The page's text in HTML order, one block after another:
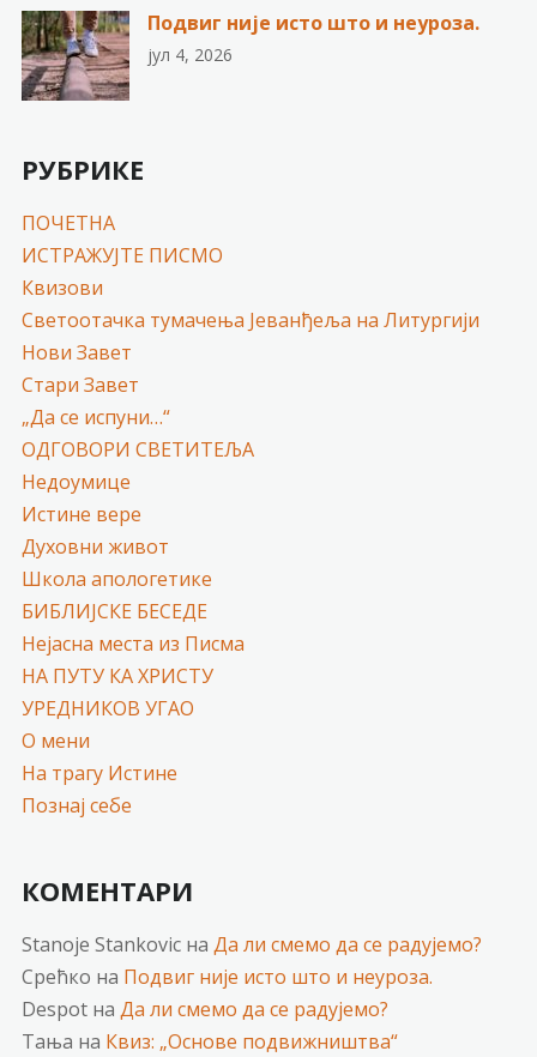
Подвиг није исто што и неуроза.
јул 4, 2026
РУБРИКЕ
ПОЧЕТНА
ИСТРАЖУЈТЕ ПИСМО
Квизови
Светоотачка тумачења Јеванђеља на Литургији
Нови Завет
Стари Завет
„Да се испуни…“
ОДГОВОРИ СВЕТИТЕЉА
Недоумице
Истине вере
Духовни живот
Школа апологетике
БИБЛИЈСКЕ БЕСЕДЕ
Нејасна места из Писма
НА ПУТУ КА ХРИСТУ
УРЕДНИКОВ УГАО
О мени
На трагу Истине
Познај себе
КОМЕНТАРИ
Stanoje Stankovicна Да ли смемо да се радујемо?
Срећко на Подвиг није исто што и неуроза.
Despotна Да ли смемо да се радујемо?
Тања на Квиз: „Основе подвижништва“